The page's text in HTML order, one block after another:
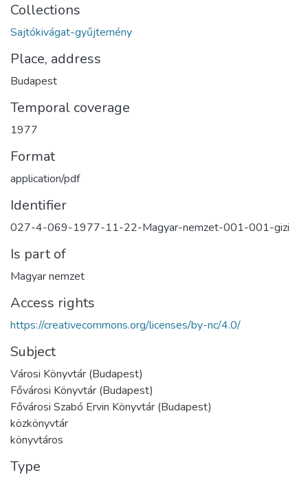
Collections
Sajtókivágat-gyűjtemény
Place, address
Budapest
Temporal coverage
1977
Format
application/pdf
Identifier
027-4-069-1977-11-22-Magyar-nemzet-001-001-gizi
Is part of
Magyar nemzet
Access rights
https://creativecommons.org/licenses/by-nc/4.0/
Subject
Városi Könyvtár (Budapest)
Fővárosi Könyvtár (Budapest)
Fővárosi Szabó Ervin Könyvtár (Budapest)
közkönyvtár
könyvtáros
Type